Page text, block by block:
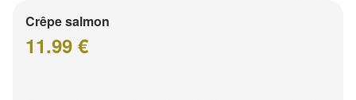
Crêpe salmon
11.99 €